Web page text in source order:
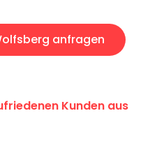
anfragen
Kunden aus